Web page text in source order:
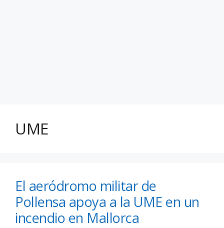
UME
El aeródromo militar de
Pollensa apoya a la UME en un
incendio en Mallorca